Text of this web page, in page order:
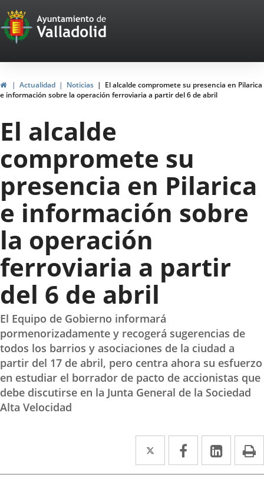
Portal
Web
del
Ayuntamiento
de
Valladolid
InicioActualidad Noticias
El alcalde compromete su presencia en Pilarica
e información sobre la operación ferroviaria a partir del 6 de abril
El alcalde
compromete su
presencia en Pilarica
e información sobre
la operación
ferroviaria a partir
del 6 de abril
El Equipo de Gobierno informará
pormenorizadamente y recogerá sugerencias de
todos los barrios y asociaciones de la ciudad a
partir del 17 de abril, pero centra ahora su esfuerzo
en estudiar el borrador de pacto de accionistas que
debe discutirse en la Junta General de la Sociedad
Alta Velocidad
Twitter
Enlace
a
Facebook
Enlace
a
Enlace
a